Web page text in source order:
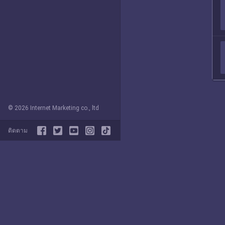
© 2026 Internet Marketing co., ltd
ติดตาม